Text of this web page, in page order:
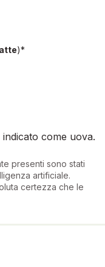
)*
come uova.
presenti sono stati
artificiale.
certezza che le